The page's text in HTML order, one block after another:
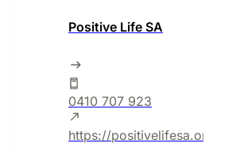
Positive Life SA
0410 707 923
https://positivelifesa.org.au/